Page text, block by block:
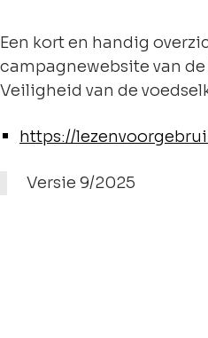
Een kort en handig
campagnewebsite van
Veiligheid van de
https://
Versie 9/2025